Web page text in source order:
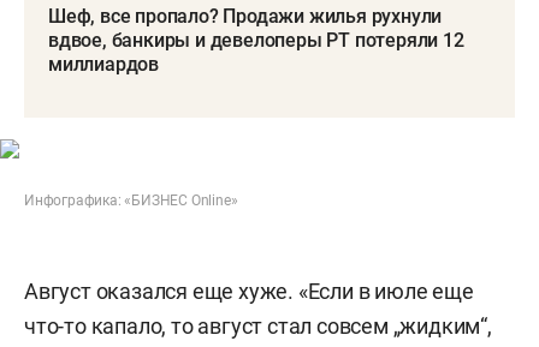
Шеф, все пропало? Продажи жилья рухнули
вдвое, банкиры и девелоперы РТ потеряли 12
миллиардов
Инфографика: «БИЗНЕС Online»
Август оказался еще хуже. «Если в июле еще
что-то капало, то август стал совсем „жидким“,